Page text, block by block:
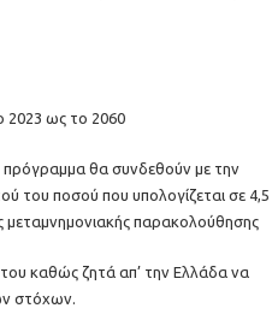
2023 ως το 2060
πρόγραμμα θα συνδεθούν με την
του ποσού που υπολογίζεται σε 4,5
παρακολούθησης
καθώς ζητά απ’ την Ελλάδα να
στόχων.